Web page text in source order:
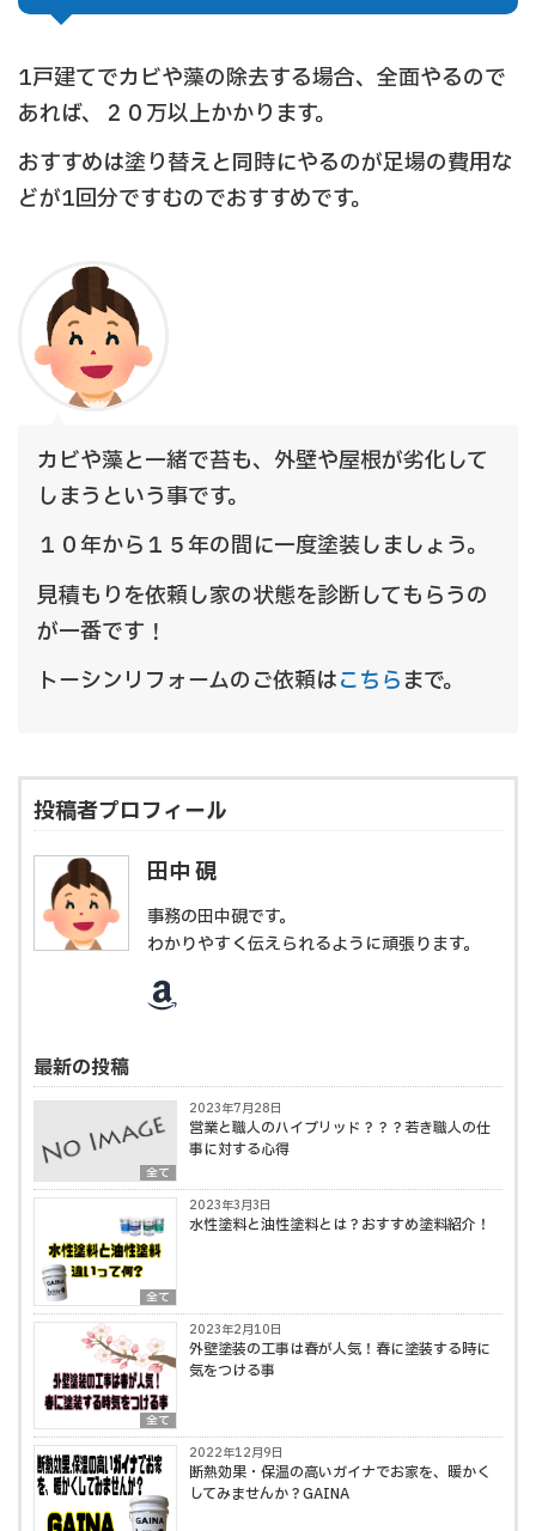
1戸建てでカビや藻の除去する場合、全面やるので
あれば、２０万以上かかります。
おすすめは塗り替えと同時にやるのが足場の費用な
どが1回分ですむのでおすすめです。
カビや藻と一緒で苔も、外壁や屋根が劣化して
しまうという事です。
１０年から１５年の間に一度塗装しましょう。
見積もりを依頼し家の状態を診断してもらうの
が一番です！
トーシンリフォームのご依頼はこちらまで。
投稿者プロフィール
田中 硯
事務の田中硯です。
わかりやすく伝えられるように頑張ります。
最新の投稿
全て
2023年7月28日
営業と職人のハイブリッド？？？若き職人の仕
事に対する心得
全て
2023年3月3日
水性塗料と油性塗料とは？おすすめ塗料紹介！
全て
2023年2月10日
外壁塗装の工事は春が人気！春に塗装する時に
気をつける事
2022年12月9日
断熱効果・保温の高いガイナでお家を、暖かく
してみませんか？GAINA